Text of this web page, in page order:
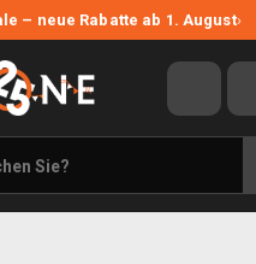
– neue Rabatte ab 1. August›